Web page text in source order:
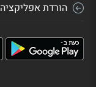
הורדת אפליקציה